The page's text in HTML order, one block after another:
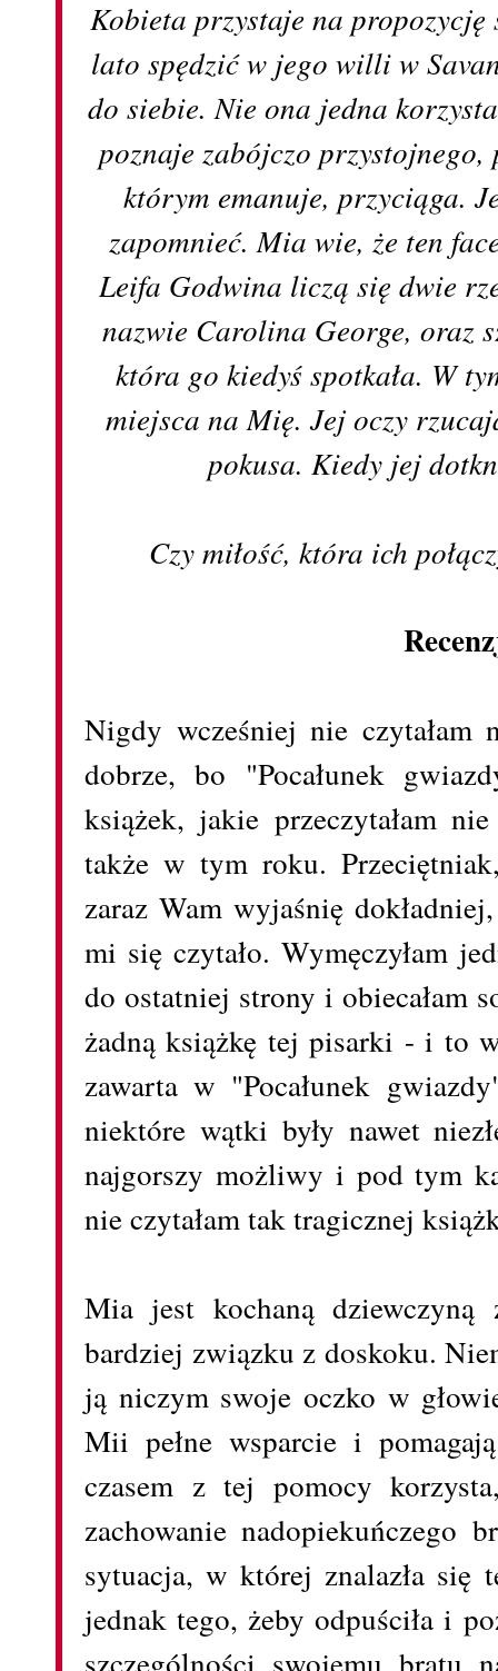
Kobieta przystaje na
lato spędzić w jego willi w
do siebie. Nie ona jedna
poznaje zabójczo
którym emanuje, przyciąga.
zapomnieć. Mia wie, że ten
Leifa Godwina liczą się dwie
nazwie Carolina George, oraz
która go kiedyś spotkała. W
miejsca na Mię. Jej oczy
pokusa. Kiedy jej
Czy miłość, która ich
Nigdy wcześniej nie
dobrze, bo "Pocałunek
książek, jakie przeczytałam
także w tym roku.
zaraz Wam wyjaśnię
mi się czytało. Wymęczyłam
do ostatniej strony i obiecałam
żadną książkę tej pisarki - i to
zawarta w "Pocałunek
niektóre wątki były nawet
najgorszy możliwy i pod tym
nie czytałam tak tragicznej
Mia jest kochaną
bardziej związku z doskoku.
ją niczym swoje oczko w
Mii pełne wsparcie i
czasem z tej pomocy
zachowanie nadopiekuńczego
sytuacja, w której znalazła się
jednak tego, żeby odpuściła i